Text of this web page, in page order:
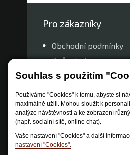
Souhlas s použitím
Používáme "Cookies" k tomu, abyste si
maximálně užili. Mohou sloužit k
analýze návštěvnosti a ke zobrazení
(např. socialní sítě, online chat).
Vaše nastavení "Cookies" a další
nastavení "Cookies".
Pro zákazníky
Obchodní podmínky
Způsob dopravy
Zastoupení značek
Nastavení soukromí